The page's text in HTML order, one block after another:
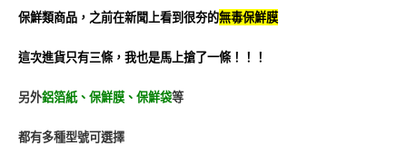
保鮮類商品，之前在新聞上看到很夯的無毒保鮮膜
這次進貨只有三條，我也是馬上搶了一條！！！
另外鋁箔紙、保鮮膜、保鮮袋等
都有多種型號可選擇